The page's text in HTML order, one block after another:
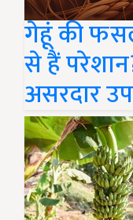
गेहूं की
से हैं
असरदार